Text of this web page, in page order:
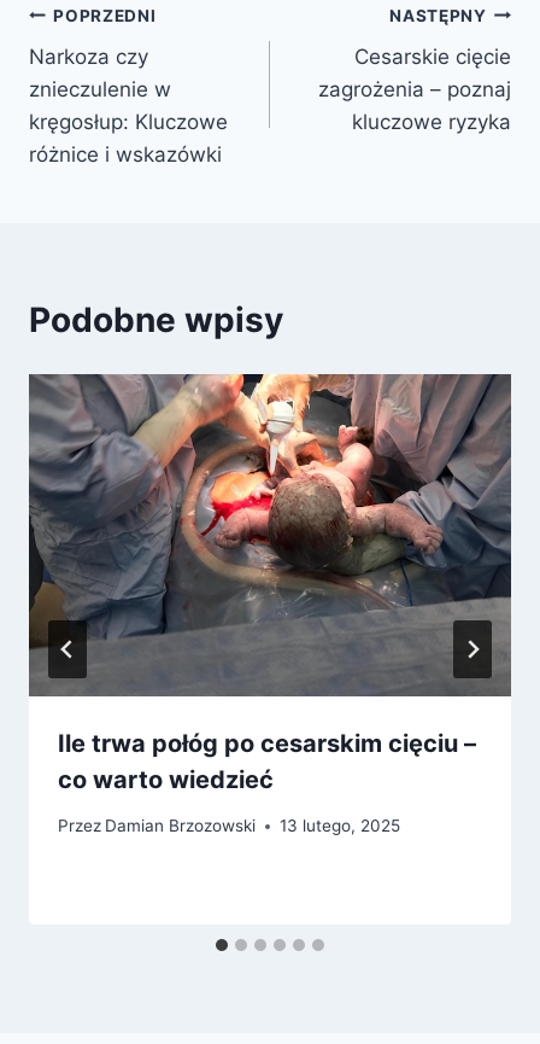
Nawigacja
wpisu
POPRZEDNI
Narkoza czy
znieczulenie w
kręgosłup: Kluczowe
różnice i wskazówki
NASTĘPNY
Cesarskie cięcie
zagrożenia – poznaj
kluczowe ryzyka
Podobne wpisy
Ile trwa połóg po cesarskim cięciu –
co warto wiedzieć
Przez Damian Brzozowski 13 lutego, 2025